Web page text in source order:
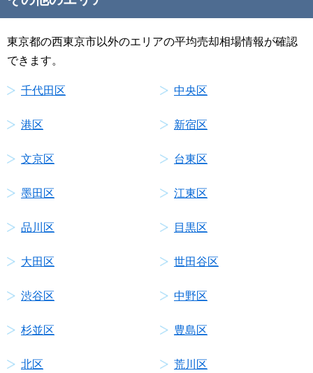
東京都の西東京市以外のエリアの平均売却相場情報が確認
できます。
千代田区 中央区
港区 新宿区
文京区 台東区
墨田区 江東区
品川区 目黒区
大田区 世田谷区
渋谷区 中野区
杉並区 豊島区
北区 荒川区